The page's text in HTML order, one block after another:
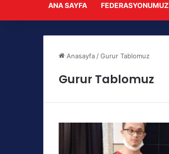
ANA SAYFA FEDERASYONUMUZ
Anasayfa /Gurur Tablomuz
Gurur Tablomuz